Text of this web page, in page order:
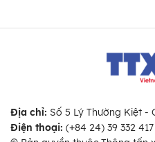
Địa chỉ: Số 5 Lý Thường Kiệt -
Điện thoại: (+84 24) 39 332 417